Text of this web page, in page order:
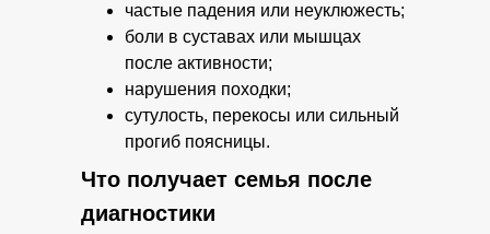
частые падения или неуклюжесть;
боли в суставах или мышцах
после активности;
нарушения походки;
сутулость, перекосы или сильный
прогиб поясницы.
Что получает семья после
диагностики